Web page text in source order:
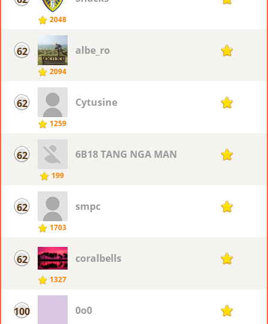
2048
62
2094
albe_ro 12
62
1259
Cytusine 12
62
199
6B18 TANG NGA MAN 12
62
1703
smpc 12
62
1327
coralbells 12
100 0o0 11